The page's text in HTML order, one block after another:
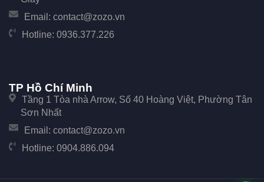
Email: contact@zozo.vn
Hotline: 0936.377.226
TP Hồ Chí Minh
Tầng 1 Tòa nhà Arrow, Số 40 Hoàng Việt, Phường Tân
Sơn Nhất
Email: contact@zozo.vn
Hotline: 0904.886.094